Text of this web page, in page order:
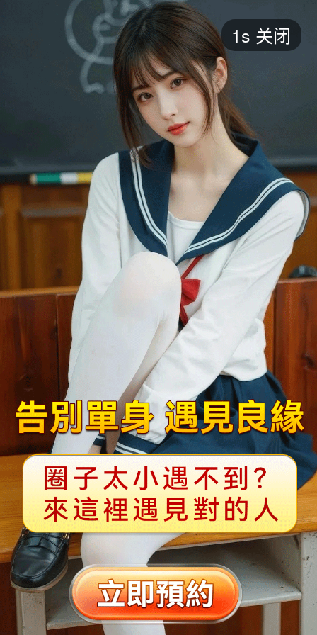
短剧
最热 添加 评分
都市 甜宠 逆袭 玄幻
2025 2024 2023 2022
全部 大陆 香港 台湾 美国 韩国 日本
1s 关闭